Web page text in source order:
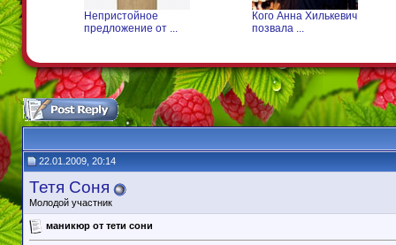
Непристойное
предложение от ...
Кого Анна Хилькевич
позвала ...
22.01.2009, 20:14
Тетя Соня
Молодой участник
маникюр от тети сони